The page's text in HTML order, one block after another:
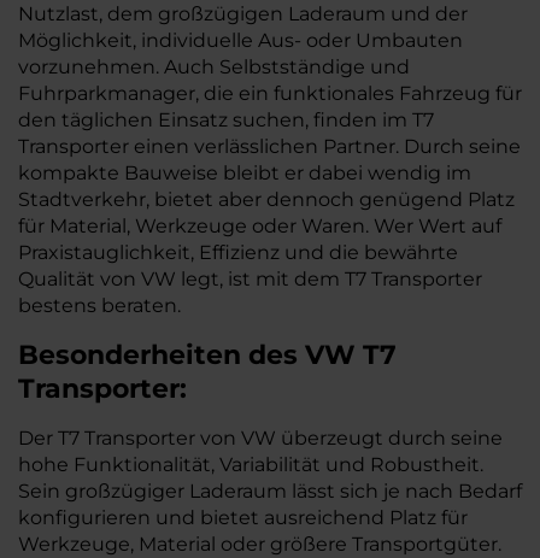
Nutzlast, dem großzügigen Laderaum und der
Möglichkeit, individuelle Aus- oder Umbauten
vorzunehmen. Auch Selbstständige und
Fuhrparkmanager, die ein funktionales Fahrzeug für
den täglichen Einsatz suchen, finden im T7
Transporter einen verlässlichen Partner. Durch seine
kompakte Bauweise bleibt er dabei wendig im
Stadtverkehr, bietet aber dennoch genügend Platz
für Material, Werkzeuge oder Waren. Wer Wert auf
Praxistauglichkeit, Effizienz und die bewährte
Qualität von VW legt, ist mit dem T7 Transporter
bestens beraten.
Besonderheiten des VW T7
Transporter:
Der T7 Transporter von VW überzeugt durch seine
hohe Funktionalität, Variabilität und Robustheit.
Sein großzügiger Laderaum lässt sich je nach Bedarf
konfigurieren und bietet ausreichend Platz für
Werkzeuge, Material oder größere Transportgüter.